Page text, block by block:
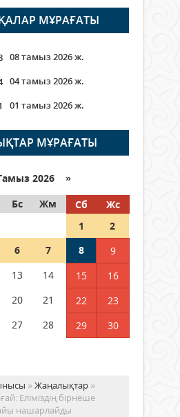
облысы
20
көрерменнің
етті
АРҚЫЛЫ ҚАЛАЙ
ж. 266
147
Қазақстан
дауыс бере
МҰРАҒАТЫ
08 тамыз 2026 ж.
04 тамыз 2026 ж.
01 тамыз 2026 ж.
МҰРАҒАТЫ
2026 »
Бс Жм Сб
Жс
1
2
6 7 8
9
13 14 15
16
20 21 22
23
27 28 29
30
»Жаңалықтар »
Еліміздің бірнеше
нашарлайды